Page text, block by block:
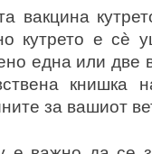
вакцина
кутрето е сè
една или две
книшка
за вашиот